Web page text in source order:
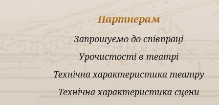
Партнерам
Запрошуємо до співпраці
Урочистості в театрі
Технічна характеристика театру
Технічна характеристика сцени